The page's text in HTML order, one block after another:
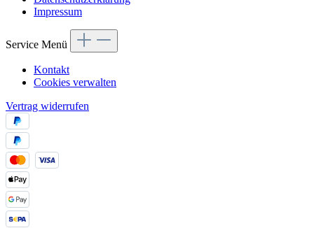
Impressum
Service Menü
Kontakt
Cookies verwalten
Vertrag widerrufen